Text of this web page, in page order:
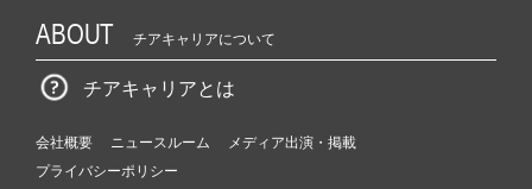
ABOUT チアキャリアについて
チアキャリアとは
会社概要 ニュースルーム
メディア出演・掲載
プライバシーポリシー